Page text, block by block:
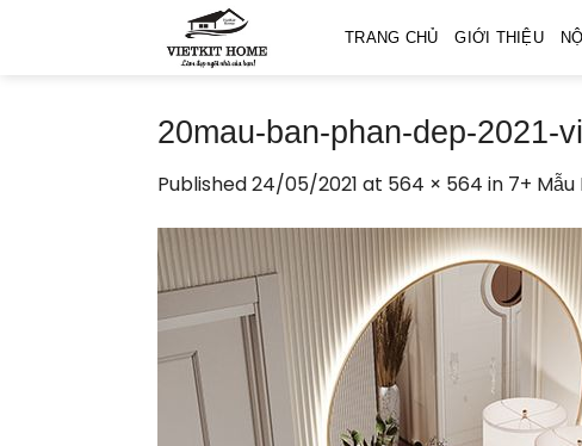
TRANG CHỦ GIỚI THIỆU
20mau-ban-phan-dep-2021-
Published24/05/2021 at 564 × 564 in 7+ Mẫu